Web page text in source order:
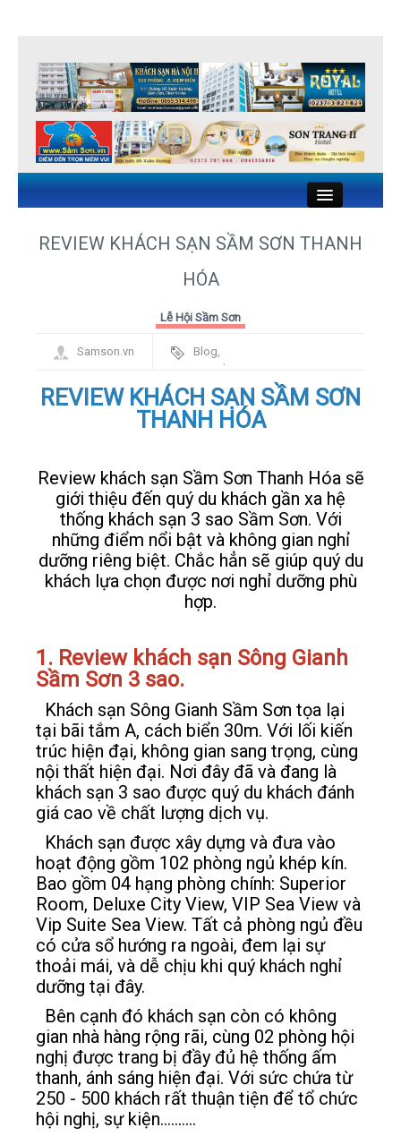
KHÁCH SẠN SẦM SƠN
NHÀ NGHỈ SẦM SƠN
NHÀ HÀNG HẢI SẢN SẦM SƠN
DU LỊCH SẦM SƠN
REVIEW KHÁCH SẠN SẦM SƠN THANH
HÓA
Lễ Hội Sầm Sơn
Samson.vn Blog
Framework
REVIEW KHÁCH SẠN SẦM SƠN
THANH HÓA
Review khách sạn Sầm Sơn Thanh Hóa sẽ
giới thiệu đến quý du khách gần xa hệ
thống khách sạn 3 sao Sầm Sơn. Với
những điểm nổi bật và không gian nghỉ
dưỡng riêng biệt. Chắc hẳn sẽ giúp quý du
khách lựa chọn được nơi nghỉ dưỡng phù
hợp.
1. Review khách sạn Sông Gianh
Sầm Sơn 3 sao.
Khách sạn Sông Gianh Sầm Sơn tọa lại
tại bãi tắm A, cách biển 30m. Với lối kiến
trúc hiện đại, không gian sang trọng, cùng
nội thất hiện đại. Nơi đây đã và đang là
khách sạn 3 sao được quý du khách đánh
giá cao về chất lượng dịch vụ.
Khách sạn được xây dựng và đưa vào
hoạt động gồm 102 phòng ngủ khép kín.
Bao gồm 04 hạng phòng chính: Superior
Room, Deluxe City View, VIP Sea View và
Vip Suite Sea View. Tất cả phòng ngủ đều
có cửa sổ hướng ra ngoài, đem lại sự
thoải mái, và dễ chịu khi quý khách nghỉ
dưỡng tại đây.
Bên cạnh đó khách sạn còn có không
gian nhà hàng rộng rãi, cùng 02 phòng hội
nghị được trang bị đầy đủ hệ thống ấm
thanh, ánh sáng hiện đại. Với sức chứa từ
250 - 500 khách rất thuận tiện để tổ chức
hội nghị, sự kiện..........